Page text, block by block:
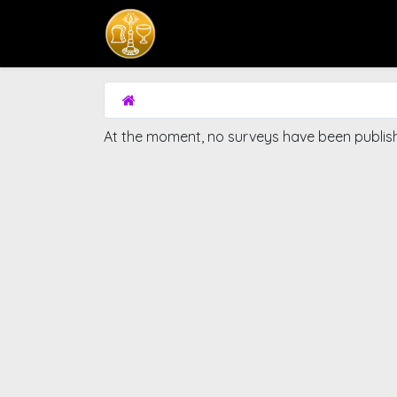
At the moment, no surveys have been